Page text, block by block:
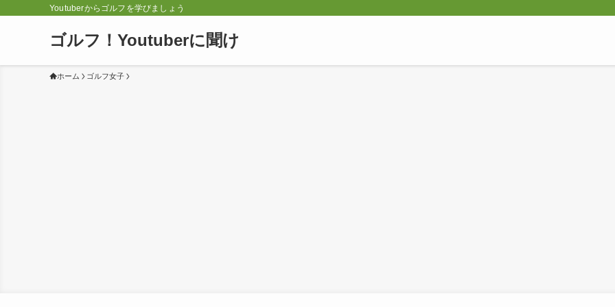
Youtuberからゴルフを学びましょう
ゴルフ！Youtuberに聞け
ホーム ゴルフ女子